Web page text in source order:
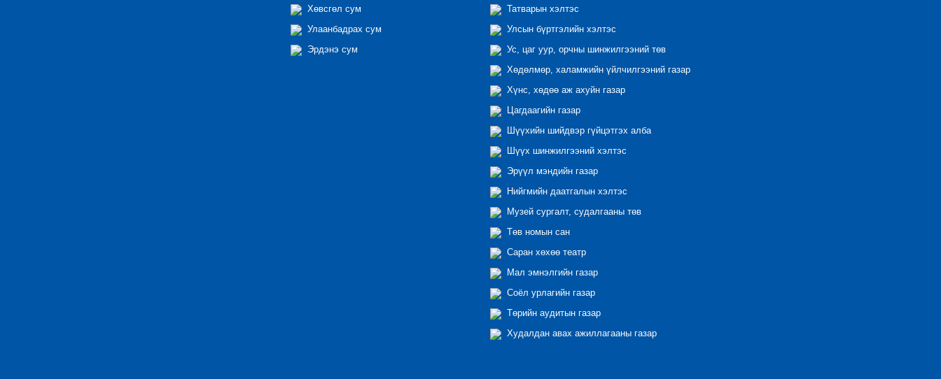
Хөвсгөл сум
Улаанбадрах сум
Эрдэнэ сум
Татварын хэлтэс
Улсын бүртгэлийн хэлтэс
Ус, цаг уур, орчны шинжилгээний төв
Хөдөлмөр, халамжийн үйлчилгээний газар
Хүнс, хөдөө аж ахуйн газар
Цагдаагийн газар
Шүүхийн шийдвэр гүйцэтгэх алба
Шүүх шинжилгээний хэлтэс
Эрүүл мэндийн газар
Нийгмийн даатгалын хэлтэс
Музей сургалт, судалгааны төв
Төв номын сан
Саран хөхөө театр
Мал эмнэлгийн газар
Соёл урлагийн газар
Төрийн аудитын газар
Худалдан авах ажиллагааны газар